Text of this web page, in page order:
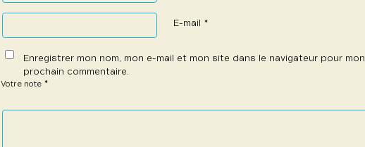
E-mail *
Enregistrer mon nom, mon e-mail et mon site dans le navigateur pour mon
prochain commentaire.
Votre note *
1 étoile
2 étoiles
3 étoiles
4 étoiles
5 étoiles